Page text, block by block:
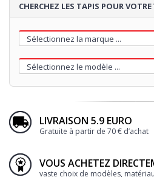
CHERCHEZ LES TAPIS POUR
LIVRAISON 5.9 EURO
Gratuite à partir de 70 € d’achat
VOUS ACHETEZ
vaste choix de modèles,